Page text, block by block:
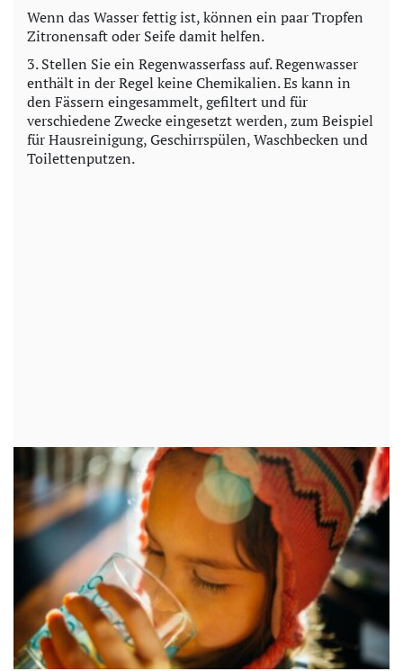
Wenn das Wasser fettig ist, können ein paar Tropfen
Zitronensaft oder Seife damit helfen.
3. Stellen Sie ein Regenwasserfass auf. Regenwasser
enthält in der Regel keine Chemikalien. Es kann in
den Fässern eingesammelt, gefiltert und für
verschiedene Zwecke eingesetzt werden, zum Beispiel
für Hausreinigung, Geschirrspülen, Waschbecken und
Toilettenputzen.